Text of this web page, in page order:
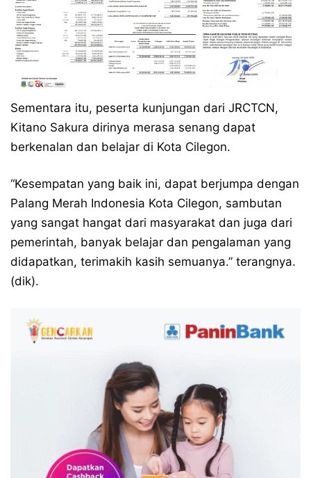
Sementara itu, peserta kunjungan dari JRCTCN,
Kitano Sakura dirinya merasa senang dapat
berkenalan dan belajar di Kota Cilegon.
“Kesempatan yang baik ini, dapat berjumpa dengan
Palang Merah Indonesia Kota Cilegon, sambutan
yang sangat hangat dari masyarakat dan juga dari
pemerintah, banyak belajar dan pengalaman yang
didapatkan, terimakih kasih semuanya.” terangnya.
(dik).